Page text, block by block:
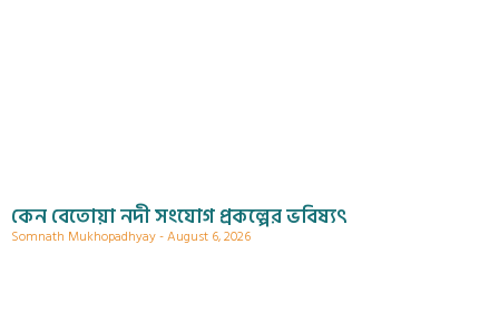
কেন বেতোয়া নদী সংযোগ প্রকল্পের ভবিষ্যৎ
Somnath Mukhopadhyay August 6, 2026